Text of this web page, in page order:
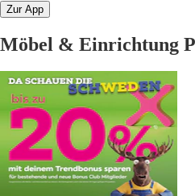
Zur App
Möbel & Einrichtung